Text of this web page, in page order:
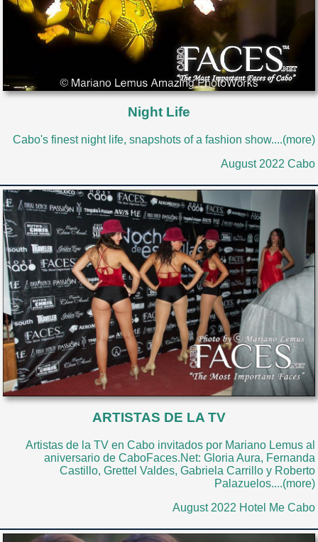
Night Life
Cabo's finest night life, snapshots of a fashion show....(more)
August 2022 Cabo
ARTISTAS DE LA TV
Artistas de la TV en Cabo invitados por Mariano Lemus al
aniversario de CaboFaces.Net: Gloria Aura, Fernanda
Castillo, Grettel Valdes, Gabriela Carrillo y Roberto
Palazuelos....(more)
August 2022 Hotel Me Cabo